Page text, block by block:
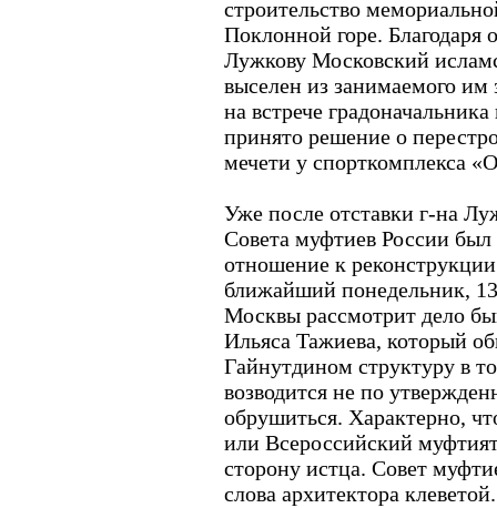
строительство
Поклонной горе.
Лужкову Московский
выселен из занимаемого
на встрече
принято решение о
мечети у спорткомплекса
Уже после отставки г-на
Совета муфтиев России
отношение к
ближайший понедельник,
Москвы рассмотрит дело
Ильяса Тажиева, который
Гайнутдином структуру в
возводится не по
обрушиться. Характерно,
или Всероссийский
сторону истца. Совет
слова архитектора клеветой.